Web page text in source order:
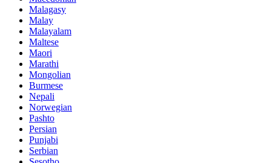
Malagasy
Malay
Malayalam
Maltese
Maori
Marathi
Mongolian
Burmese
Nepali
Norwegian
Pashto
Persian
Punjabi
Serbian